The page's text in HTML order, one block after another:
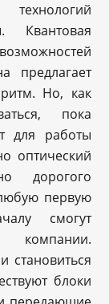
Квантовая
предлагает
Но, как
пока
для работы
оптический
дорогого
первую
смогут
компании.
становиться
блоки